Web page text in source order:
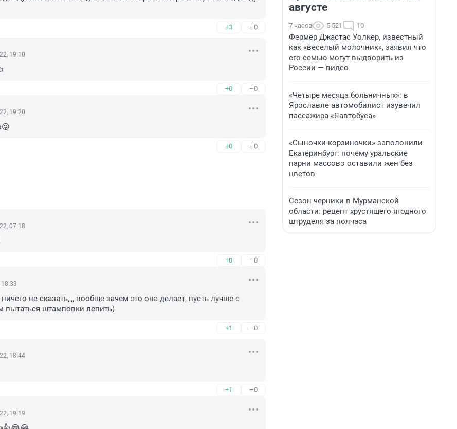
+3 –0
19:10
+0 –0
19:20
+0 –0
07:18
+0 –0
18:33
ничего не сказать,,,, вообще зачем это она делает, пусть лучше с
пытаться штамповки лепить)
+1 –0
18:44
+1 –0
19:19
августе
7 часов 5 521 10
Фермер Джастас Уолкер, известный
как «веселый молочник», заявил что
его семью могут выдворить из
России — видео
«Четыре месяца больничных»: в
Ярославле автомобилист изувечил
пассажира «Яавтобуса»
«Сыночки-корзиночки» заполонили
Екатеринбург: почему уральские
парни массово оставили жен без
цветов
Сезон черники в Мурманской
области: рецепт хрустящего ягодного
штруделя за полчаса